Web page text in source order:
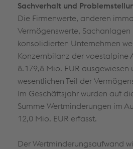
Sachverhalt und
Die Firmenwerte, anderen
Vermögenswerte,
konsolidierten Unternehmen
Konzernbilanz der voestalpine
8.179,8 Mio. EUR ausgewiesen
wesentlichen Teil der
Im Geschäftsjahr wurden auf
Summe Wertminderungen im
12,0 Mio. EUR erfasst.
Der Wertminderungsaufwand